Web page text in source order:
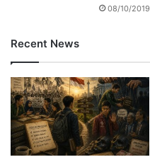
08/10/2019
Recent News